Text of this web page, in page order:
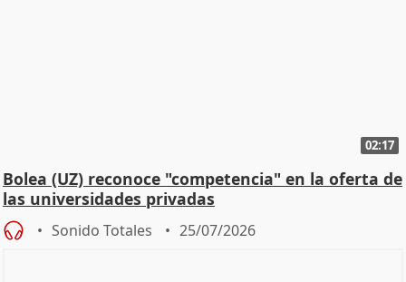
02:17
Bolea (UZ) reconoce "competencia" en la oferta de
las universidades privadas
Sonido Totales 25/07/2026